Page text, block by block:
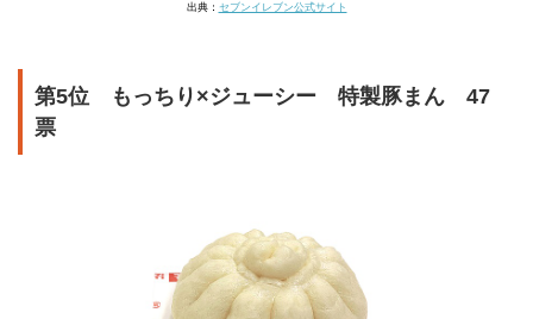
出典： セブンイレブン公式サイト
第5位 もっちり×ジューシー 特製豚まん 47
票